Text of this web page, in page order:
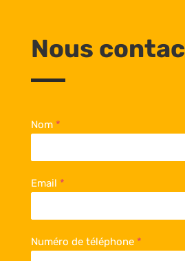
Nous
Nom *
Email *
Numéro de téléphone *